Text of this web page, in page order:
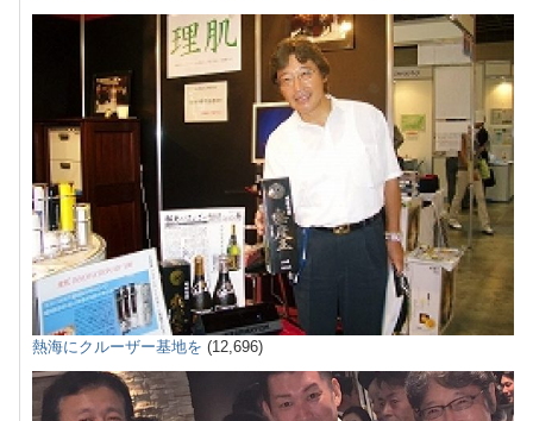
熱海にクルーザー基地を (12,696)